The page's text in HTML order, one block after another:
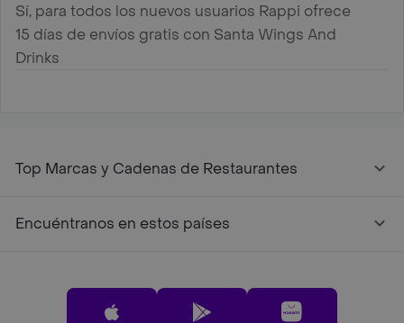
Sí, para todos los nuevos usuarios Rappi ofrece
15 días de envíos gratis con Santa Wings And
Drinks
Top Marcas y Cadenas de Restaurantes
Encuéntranos en estos países